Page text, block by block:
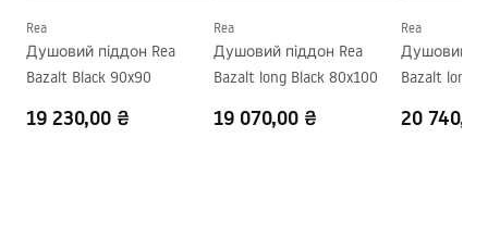
Сифон в комплекті
Гарантія
24 місяці
Rea
Душовий піддон Rea
Bazalt Black 90x90
19 230,00 ₴
Rea
Душовий піддон Rea
Bazalt long Black 80x100
19 070,00 ₴
Rea
Душовий
Bazalt long
20